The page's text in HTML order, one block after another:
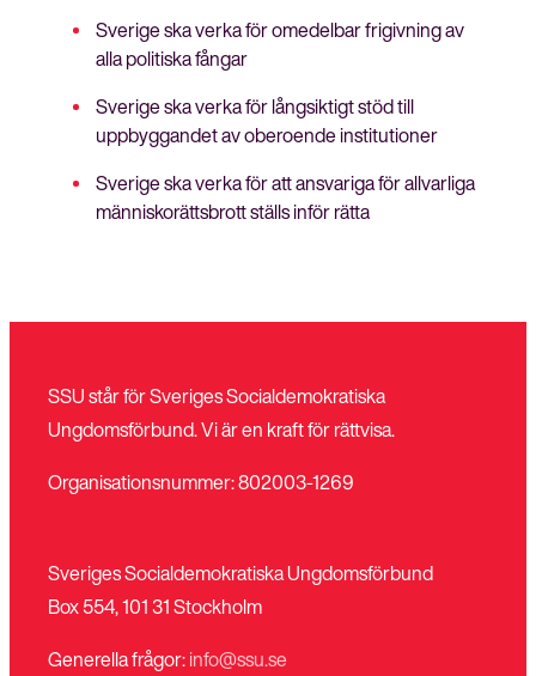
Sverige ska verka för omedelbar frigivning av
alla politiska fångar
Sverige ska verka för långsiktigt stöd till
uppbyggandet av oberoende institutioner
Sverige ska verka för att ansvariga för allvarliga
människorättsbrott ställs inför rätta
SSU står för Sveriges Socialdemokratiska
Ungdomsförbund. Vi är en kraft för rättvisa.
Organisationsnummer: 802003-1269
Sveriges Socialdemokratiska Ungdomsförbund
Box 554, 101 31 Stockholm
Generella frågor:info@ssu.se